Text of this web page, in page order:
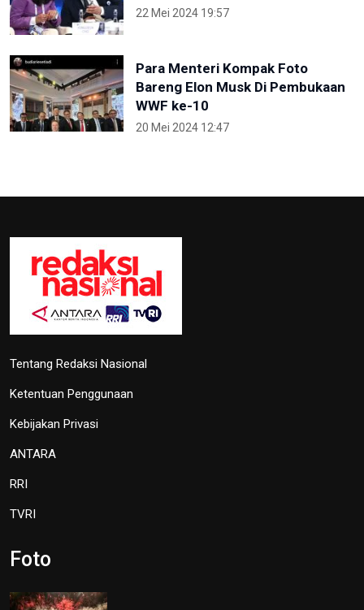
22 Mei 2024 19:57
Para Menteri Kompak Foto
Bareng Elon Musk Di Pembukaan
WWF ke-10
20 Mei 2024 12:47
Tentang Redaksi Nasional
Ketentuan Penggunaan
Kebijakan Privasi
ANTARA
RRI
TVRI
Foto